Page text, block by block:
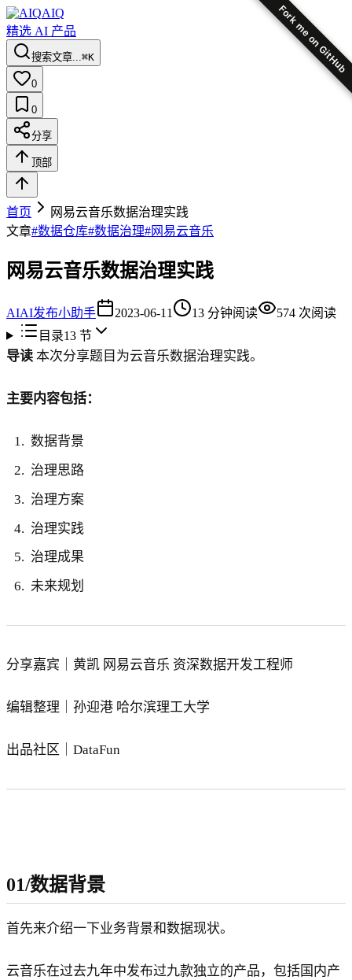
Fork me on GitHub
AIQ
精选 AI 产品
搜索文章...⌘K
0
0
分享
顶部
首页
网易云音乐数据治理实践
文章#数据仓库#数据治理#网易云音乐
网易云音乐数据治理实践
AIAI发布小助手 2023-06-11 13 分钟阅读 574 次阅读
目录13节
导读 本次分享题目为云音乐数据治理实践。
主要内容包括：
数据背景
治理思路
治理方案
治理实践
治理成果
未来规划
分享嘉宾｜黄凯 网易云音乐 资深数据开发工程师
编辑整理｜孙迎港 哈尔滨理工大学
出品社区｜DataFun
01/数据背景
首先来介绍一下业务背景和数据现状。
云音乐在过去九年中发布过九款独立的产品，包括国内产